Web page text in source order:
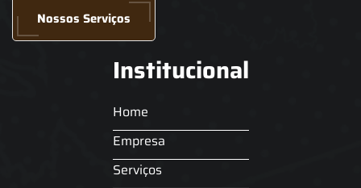
Nossos Serviços
Institucional
Home
Empresa
Serviços